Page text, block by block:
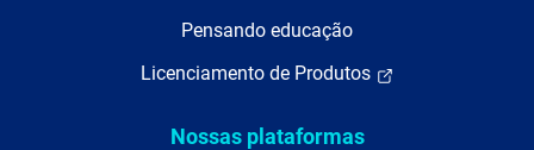
Pensando educação
Licenciamento de Produtos
Nossas plataformas